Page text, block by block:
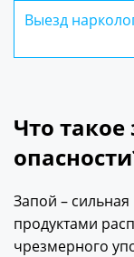
Выезд
Что такое
Запой –
продуктами
чрезмерного